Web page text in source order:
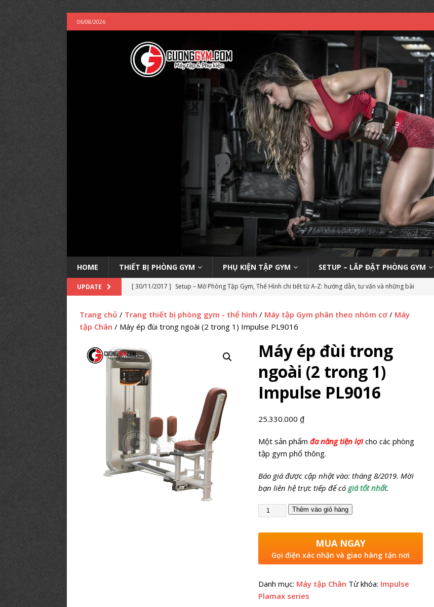
06/08/2026
HOME THIẾT BỊ PHÒNG GYM PHỤ KIỆN TẬP GYM SETUP – LẮP ĐẶT PHÒNG GYM
UPDATE [ 30/11/2017 ] Setup – Mở Phòng Tập Gym, Thể Hình chi tiết từ A-Z: hướng dẫn, tư vấn và những bài
[ 14/11/2022 ]
Trang bị máy Inbody 270 tại phòng gym | Nên hay không nên?
KINH NGHIỆM MỞ
[ 04/09/2019 ]
Lớp học Huấn luyện viên Gym (Thể hình – Fitness) tại TP HCM tháng 9/2019
HỌC HLV GYM
Danh Sách Phòng Tập Gym Trên Toàn Quốc
GYMBIZ
Setup phòng tập bình dân: Thái Hòa Gym tại Nghệ An
GYM TIÊU BIỂU
[ 14/03/2019 ] Setup phòng gym phổ thông: HC Fitness tại TP. Hải Dương
CÁC DỰ ÁN SETUP
PHÒNG GYM TIÊU BIỂU
[ 12/03/2019 ]
BÍ KÍP【Mở Phòng Gym Hiệu Quả】Hướng dẫn từ A đến Z
KINH NGHIỆM MỞ
Trang chủ / Trang thiết bị phòng gym - thể hình / Máy tập Gym phân theo nhóm cơ / Máy
tập Chân / Máy ép đùi trong ngoài (2 trong 1) Impulse PL9016
Máy ép đùi trong
ngoài (2 trong 1)
Impulse PL9016
25.330.000 ₫
Một sản phẩm đa năng tiện lợicho các phòng
tập gym phổ thông.
Báo giá được cập nhật vào: tháng 8/2019. Mời
bạn liên hệ trực tiếp để có giá tốt nhất.
Thêm vào giỏ hàng
MUA NGAY
Gọi điện xác nhận và giao hàng tận nơi
Danh mục: Máy tập Chân Từ khóa: Impulse
Plamax series